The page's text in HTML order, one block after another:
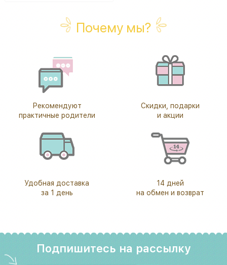
Почему мы?
Рекомендуют
практичные родители
Скидки, подарки
и акции
Удобная доставка
за 1 день
14 дней
на обмен и возврат
Подпишитесь на рассылку